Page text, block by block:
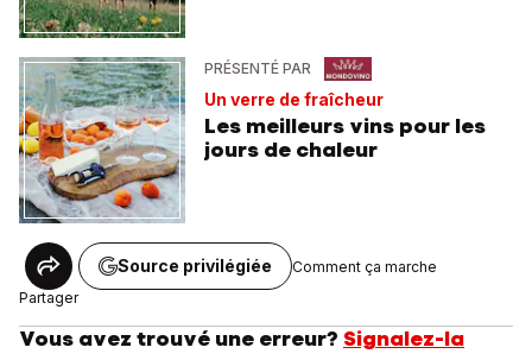
PRÉSENTÉ PAR
Un verre de fraîcheur
Les meilleurs vins pour les
jours de chaleur
Partager
Source privilégiée Comment ça marche
Vous avez trouvé une erreur? Signalez-la